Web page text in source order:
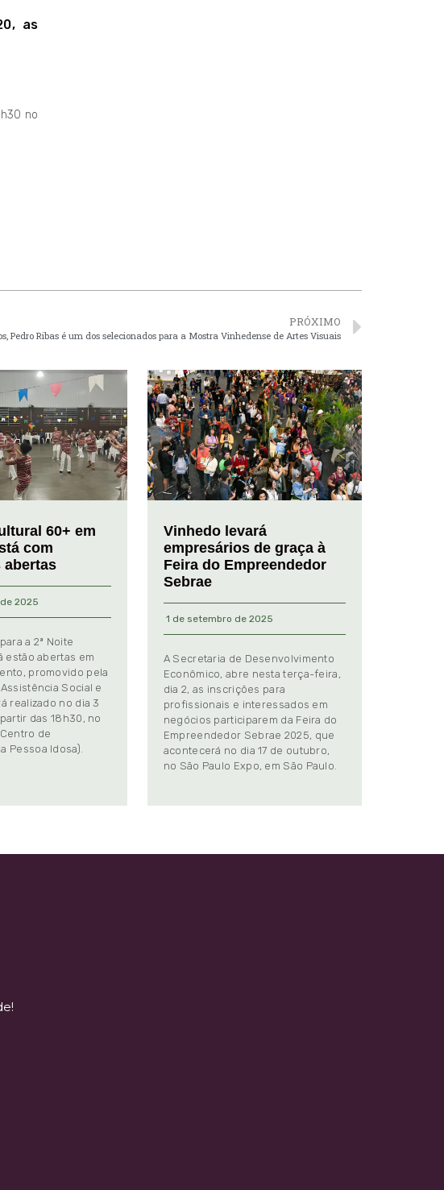
as
no
PRÓXIMO
Pedro Ribas é um dos selecionados para a Mostra Vinhedense de Artes Visuais
60+ em
com
abertas
2025
a 2ª Noite
estão abertas em
promovido pela
Social e
realizado no dia 3
das 18h30, no
de
Pessoa Idosa).
Vinhedo levará
empresários de graça à
Feira do Empreendedor
Sebrae
1 de setembro de 2025
A Secretaria de Desenvolvimento
Econômico, abre nesta terça-feira,
dia 2, as inscrições para
profissionais e interessados em
negócios participarem da Feira do
Empreendedor Sebrae 2025, que
acontecerá no dia 17 de outubro,
no São Paulo Expo, em São Paulo.